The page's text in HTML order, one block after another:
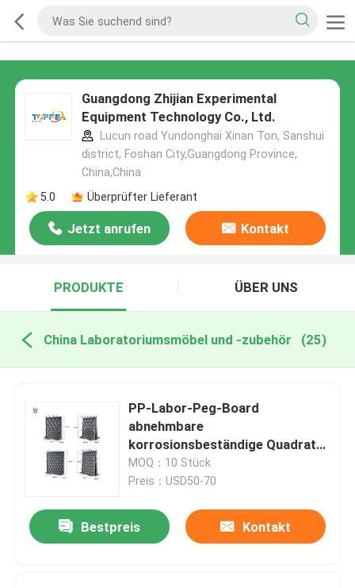
Guangdong Zhijian Experimental
Equipment Technology Co., Ltd.
Lucun road Yundonghai Xinan Ton, Sanshui
district, Foshan City,Guangdong Province,
China,China
5.0
Überprüfter Lieferant
Jetzt anrufen Kontakt
PRODUKTE ÜBER UNS
China Laboratoriumsmöbel und -zubehör (25)
PP-Labor-Peg-Board
abnehmbare
korrosionsbeständige Quadrat-
Polypropylen-Peg-Board
MOQ：10 Stück
Preis：USD50-70
Bestpreis Kontakt